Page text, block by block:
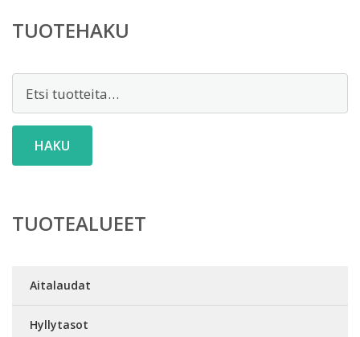
TUOTEHAKU
HAKU
TUOTEALUEET
Aitalaudat
Hyllytasot